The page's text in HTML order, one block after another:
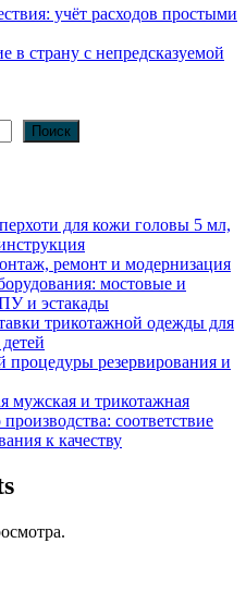
учёт расходов простыми
в страну с непредсказуемой
Поиск
для кожи головы 5 мл,
ремонт и модернизация
мостовые и
и эстакады
трикотажной одежды для
процедуры резервирования и
мужская и трикотажная
соответствие
к качеству